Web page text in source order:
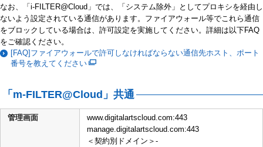
なお、「i-FILTER@Cloud」では、「システム除外」としてプロキシを経由し
ないよう設定されている通信があります。ファイアウォール等でこれら通信
をブロックしている場合は、許可設定を実施してください。詳細は以下FAQ
をご確認ください。
[FAQ]ファイアウォールで許可しなければならない通信先ホスト、ポート
番号を教えてください
「m-FILTER@Cloud」共通
管理画面
www.digitalartscloud.com:443
manage.digitalartscloud.com:443
＜契約別ドメイン＞-